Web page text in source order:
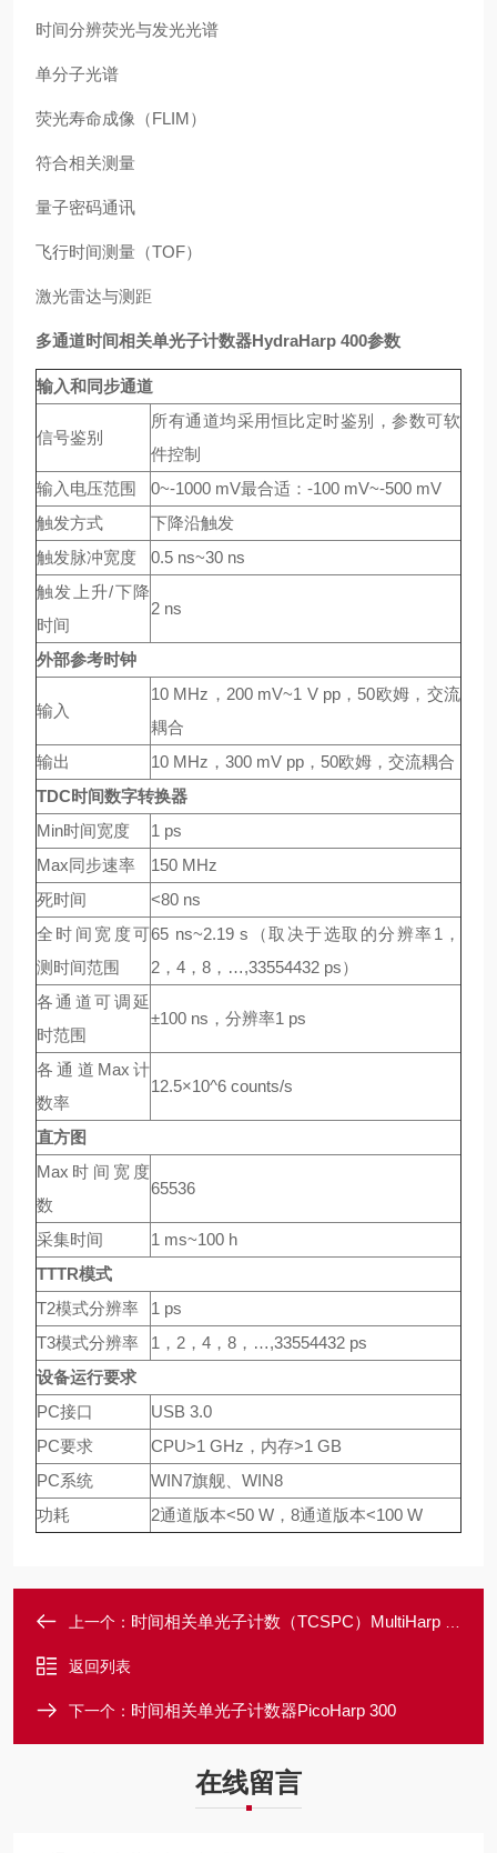
时间分辨荧光与发光光谱
单分子光谱
荧光寿命成像（FLIM）
符合相关测量
量子密码通讯
飞行时间测量（TOF）
激光雷达与测距
多通道时间相关单光子计数器HydraHarp 400参数
输入和同步通道
信号鉴别
所有通道均采用恒比定时鉴别，参数可软
件控制
输入电压范围
0~-1000 mV最合适：-100 mV~-500 mV
触发方式
下降沿触发
触发脉冲宽度
0.5 ns~30 ns
触发上升/下降
时间
2 ns
外部参考时钟
输入
10 MHz，200 mV~1 V pp，50欧姆，交流
耦合
输出
10 MHz，300 mV pp，50欧姆，交流耦合
TDC时间数字转换器
Min时间宽度
1 ps
Max同步速率
150 MHz
死时间
<80 ns
全时间宽度可
测时间范围
65 ns~2.19 s（取决于选取的分辨率1，
2，4，8，…,33554432 ps）
各通道可调延
时范围
±100 ns，分辨率1 ps
各通道Max计
数率
12.5×10^6 counts/s
直方图
Max时间宽度
数
65536
采集时间
1 ms~100 h
TTTR模式
T2模式分辨率
1 ps
T3模式分辨率
1，2，4，8，…,33554432 ps
设备运行要求
PC接口
USB 3.0
PC要求
CPU>1 GHz，内存>1 GB
PC系统
WIN7旗舰、WIN8
功耗
2通道版本<50 W，8通道版本<100 W
上一个： 时间相关单光子计数（TCSPC）MultiHarp 150
返回列表
下一个： 时间相关单光子计数器PicoHarp 300
在线留言